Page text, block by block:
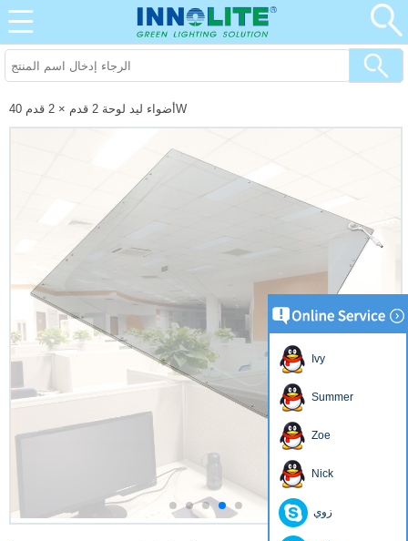
أضواء ليد لوحة 2 قدم × 2 قدم 40W
Ivy
Summer
Zoe
Nick
زوي